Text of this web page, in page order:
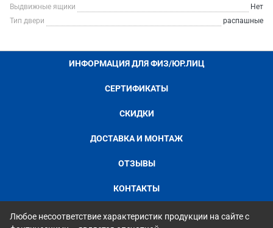
Выдвижные ящики
Нет
Тип двери
распашные
ИНФОРМАЦИЯ ДЛЯ ФИЗ/ЮР.ЛИЦ
СЕРТИФИКАТЫ
СКИДКИ
ДОСТАВКА И МОНТАЖ
ОТЗЫВЫ
КОНТАКТЫ
Любое несоответствие характеристик продукции на сайте с